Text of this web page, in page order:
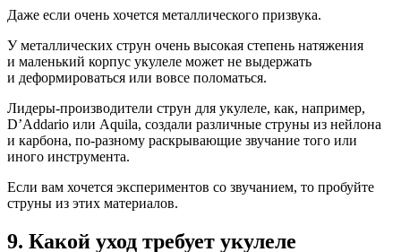
Даже если очень хочется металлического призвука.
У металлических струн очень высокая степень натяжения
и маленький корпус укулеле может не выдержать
и деформироваться или вовсе поломаться.
Лидеры-производители струн для укулеле, как, например,
D’Addario или Aquila, создали различные струны из нейлона
и карбона, по-разному раскрывающие звучание того или
иного инструмента.
Если вам хочется экспериментов со звучанием, то пробуйте
струны из этих материалов.
9. Какой уход требует укулеле